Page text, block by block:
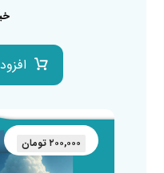
۲۰۰,۰۰۰ تومان